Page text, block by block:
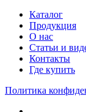
Каталог
Продукция
О нас
Статьи и
Контакты
Где купить
Политика